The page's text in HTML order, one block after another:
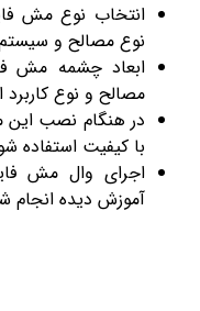
نوع مصالح و سیستم
ابعاد چشمه مش
مصالح و نوع
در هنگام نصب
با کیفیت استفاده
اجرای وال مش
آموزش دیده انجام